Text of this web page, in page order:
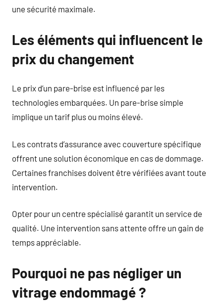
une sécurité maximale.
Les éléments qui influencent le
prix du changement
Le prix d’un pare-brise est influencé par les
technologies embarquées. Un pare-brise simple
implique un tarif plus ou moins élevé.
Les contrats d’assurance avec couverture spécifique
offrent une solution économique en cas de dommage.
Certaines franchises doivent être vérifiées avant toute
intervention.
Opter pour un centre spécialisé garantit un service de
qualité. Une intervention sans attente offre un gain de
temps appréciable.
Pourquoi ne pas négliger un
vitrage endommagé ?